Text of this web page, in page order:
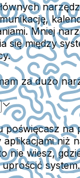
Mniej
się między
za dużo
poświęcasz na
aplikacjami niż
nie wiesz,
system.